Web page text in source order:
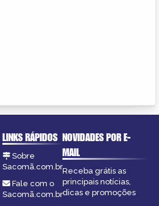
LINKS RÁPIDOS
Sobre
Sacomã.com.br
Fale com o
Sacomã.com.br
NOVIDADES POR E-
MAIL
Receba grátis as
principais notícias,
dicas e promoções